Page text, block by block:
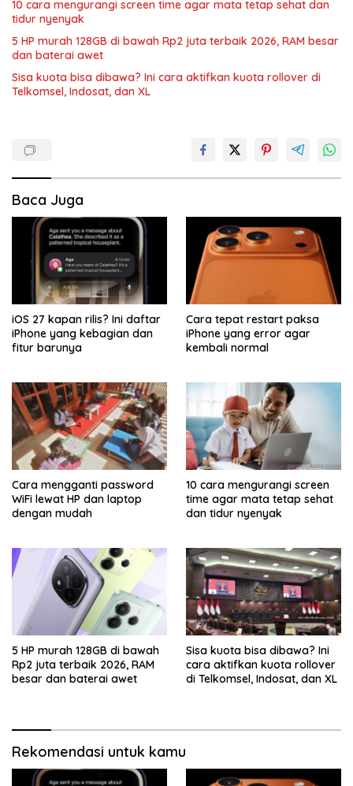
10 cara mengurangi screen time agar mata tetap sehat dan
tidur nyenyak
5 HP murah 128GB di bawah Rp2 juta terbaik 2026, RAM besar
dan baterai awet
Sisa kuota bisa dibawa? Ini cara aktifkan kuota rollover di
Telkomsel, Indosat, dan XL
Baca Juga
iOS 27 kapan rilis? Ini daftar
iPhone yang kebagian dan
fitur barunya
Cara tepat restart paksa
iPhone yang error agar
kembali normal
Cara mengganti password
WiFi lewat HP dan laptop
dengan mudah
10 cara mengurangi screen
time agar mata tetap sehat
dan tidur nyenyak
5 HP murah 128GB di bawah
Rp2 juta terbaik 2026, RAM
besar dan baterai awet
Sisa kuota bisa dibawa? Ini
cara aktifkan kuota rollover
di Telkomsel, Indosat, dan XL
Rekomendasi untuk kamu